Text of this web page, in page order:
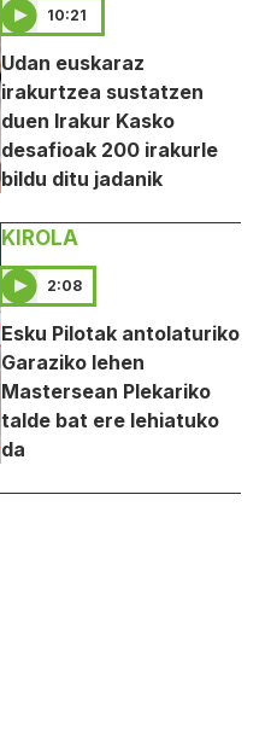
10:21
Udan euskaraz
irakurtzea sustatzen
duen Irakur Kasko
desafioak 200 irakurle
bildu ditu jadanik
KIROLA
2:08
Esku Pilotak antolaturiko
Garaziko lehen
Mastersean Plekariko
talde bat ere lehiatuko
da